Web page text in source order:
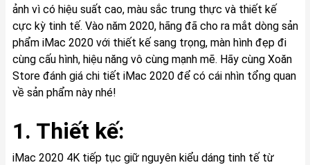
ảnh vì có hiệu suất cao, màu sắc trung thực và thiết kế
cực kỳ tinh tế. Vào năm 2020, hãng đã cho ra mắt dòng sản
phẩm iMac 2020 với thiết kế sang trọng, màn hình đẹp đi
cùng cấu hình, hiệu năng vô cùng mạnh mẽ. Hãy cùng Xoăn
Store đánh giá chi tiết iMac 2020 để có cái nhìn tổng quan
về sản phẩm này nhé!
1. Thiết kế:
iMac 2020 4K tiếp tục giữ nguyên kiểu dáng tinh tế từ